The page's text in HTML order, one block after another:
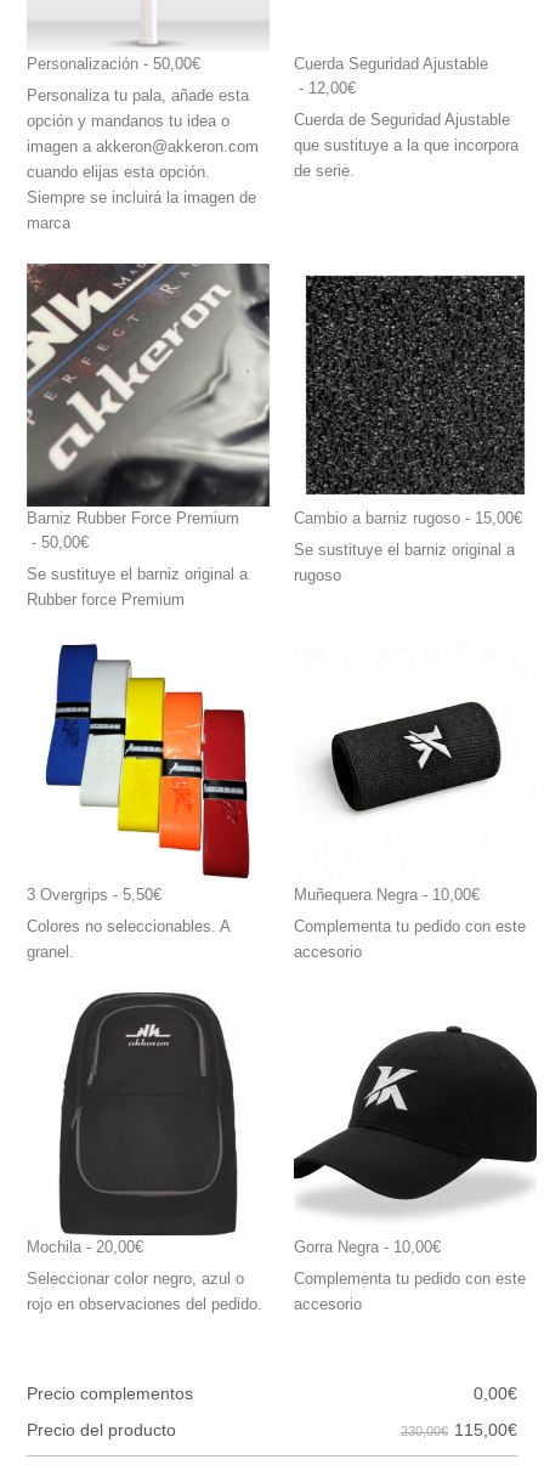
Personalización - 50,00€
Personaliza tu pala, añade esta
opción y mandanos tu idea o
imagen a akkeron@akkeron.com
cuando elijas esta opción.
Siempre se incluirá la imagen de
marca
Cuerda Seguridad Ajustable
- 12,00€
Cuerda de Seguridad Ajustable
que sustituye a la que incorpora
de serie.
Barniz Rubber Force Premium
- 50,00€
Se sustituye el barniz original a
Rubber force Premium
Cambio a barniz rugoso - 15,00€
Se sustituye el barniz original a
rugoso
3 Overgrips - 5,50€
Colores no seleccionables. A
granel.
Muñequera Negra - 10,00€
Complementa tu pedido con este
accesorio
Mochila - 20,00€
Seleccionar color negro, azul o
rojo en observaciones del pedido.
Gorra Negra - 10,00€
Complementa tu pedido con este
accesorio
Precio complementos 0,00€
Precio del producto
230,00€ 115,00€